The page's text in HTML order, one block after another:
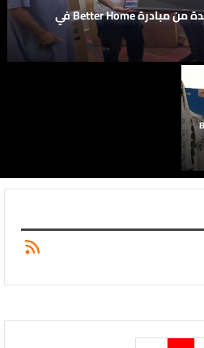
إل جي مصر تطلق مرحلة جديدة من مبادرة Better Home في